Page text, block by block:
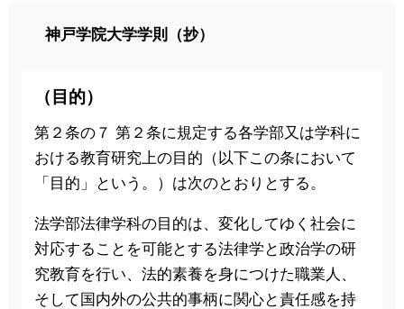
神戸学院大学学則（抄）
（目的）
第２条の７ 第２条に規定する各学部又は学科に
おける教育研究上の目的（以下この条において
「目的」という。）は次のとおりとする。
法学部法律学科の目的は、変化してゆく社会に
対応することを可能とする法律学と政治学の研
究教育を行い、法的素養を身につけた職業人、
そして国内外の公共的事柄に関心と責任感を持